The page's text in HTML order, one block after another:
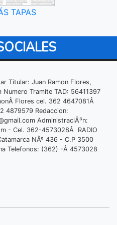
TAPAS
Titular: Juan Ramon Flores,
Numero Tramite TAD: 56411397
Flores cel. 362 4647081Â
4879579 Redaccion:
AdministraciÃ³n:
- Cel. 362-4573028Â RADIO
NÂº 436 - C.P 3500
Telefonos: (362) -Â 4573028